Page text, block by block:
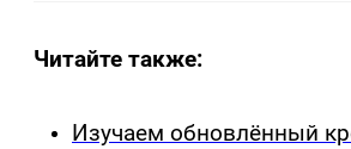
Читайте также:
Изучаем обновлённый